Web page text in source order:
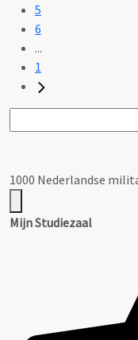
5
6
...
1
1000 Nederlandse
Mijn Studiezaal